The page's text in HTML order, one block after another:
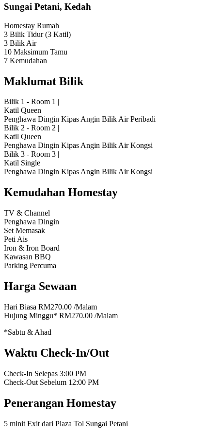
Sungai Petani, Kedah
Homestay Rumah
3 Bilik Tidur(3 Katil)
3 Bilik Air
10 Maksimum Tamu
7 Kemudahan
Maklumat Bilik
Bilik 1 - Room 1 |
Katil Queen
Penghawa Dingin Kipas Angin Bilik Air Peribadi
Bilik 2 - Room 2 |
Katil Queen
Penghawa Dingin Kipas Angin Bilik Air Kongsi
Bilik 3 - Room 3 |
Katil Single
Penghawa Dingin Kipas Angin Bilik Air Kongsi
Kemudahan Homestay
TV & Channel
Penghawa Dingin
Set Memasak
Peti Ais
Iron & Iron Board
Kawasan BBQ
Parking Percuma
Harga Sewaan
Hari Biasa RM270.00 /Malam
Hujung Minggu* RM270.00 /Malam
*Sabtu & Ahad
Waktu Check-In/Out
Check-In Selepas 3:00 PM
Check-Out Sebelum 12:00 PM
Penerangan Homestay
5 minit Exit dari Plaza Tol Sungai Petani